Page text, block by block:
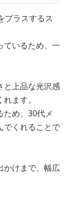
プラスするス
ているため、一
と上品な光沢感
ます。
ため、30代メ
でくれることで
かけまで、幅広